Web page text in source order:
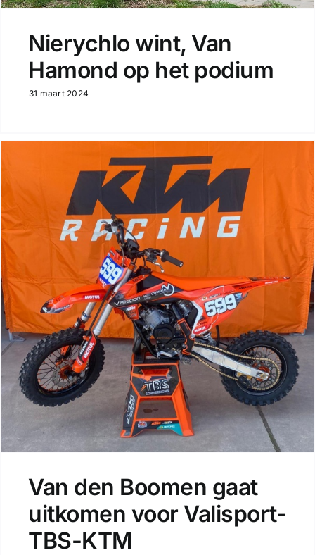
Nierychlo wint, Van
Hamond op het podium
31 maart 2024
Van den Boomen gaat
uitkomen voor Valisport-
TBS-KTM